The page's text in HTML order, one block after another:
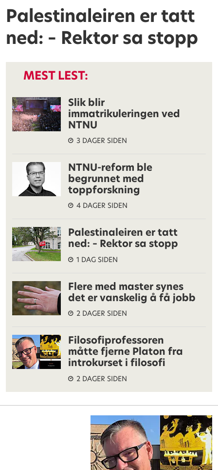
Palestinaleiren er tatt
ned: – Rektor sa stopp
MEST LEST:
Slik blir
immatrikuleringen ved
NTNU
3 DAGER SIDEN
NTNU-reform ble
begrunnet med
toppforskning
4 DAGER SIDEN
Palestinaleiren er tatt
ned: – Rektor sa stopp
1 DAG SIDEN
Flere med master synes
det er vanskelig å få jobb
2 DAGER SIDEN
Filosofiprofessoren
måtte fjerne Platon fra
introkurset i filosofi
2 DAGER SIDEN